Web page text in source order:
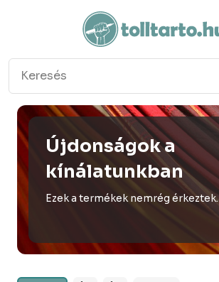
Újdonságok a
kínálatunkban
Ezek a termékek nemrég érkeztek.